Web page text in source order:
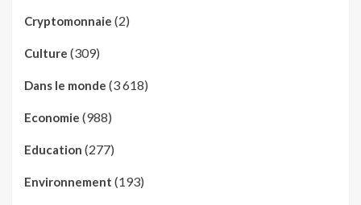
Cryptomonnaie (2)
Culture (309)
Dans le monde (3 618)
Economie (988)
Education (277)
Environnement (193)